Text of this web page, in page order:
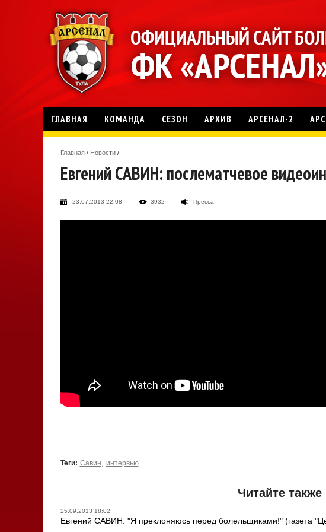
ГЛАВНАЯ КОМАНДА СЕЗОН АРХИВ АРСЕНАЛ-2
Главная / Новости /
Евгений САВИН: послематчевое
23.07.2013 22:08 3932 Пресса
Теги: Савин, интервью
Читайте также
25.09.2013 18:02
Евгений САВИН: "Я преклоняюсь перед болельщиками!" (газета